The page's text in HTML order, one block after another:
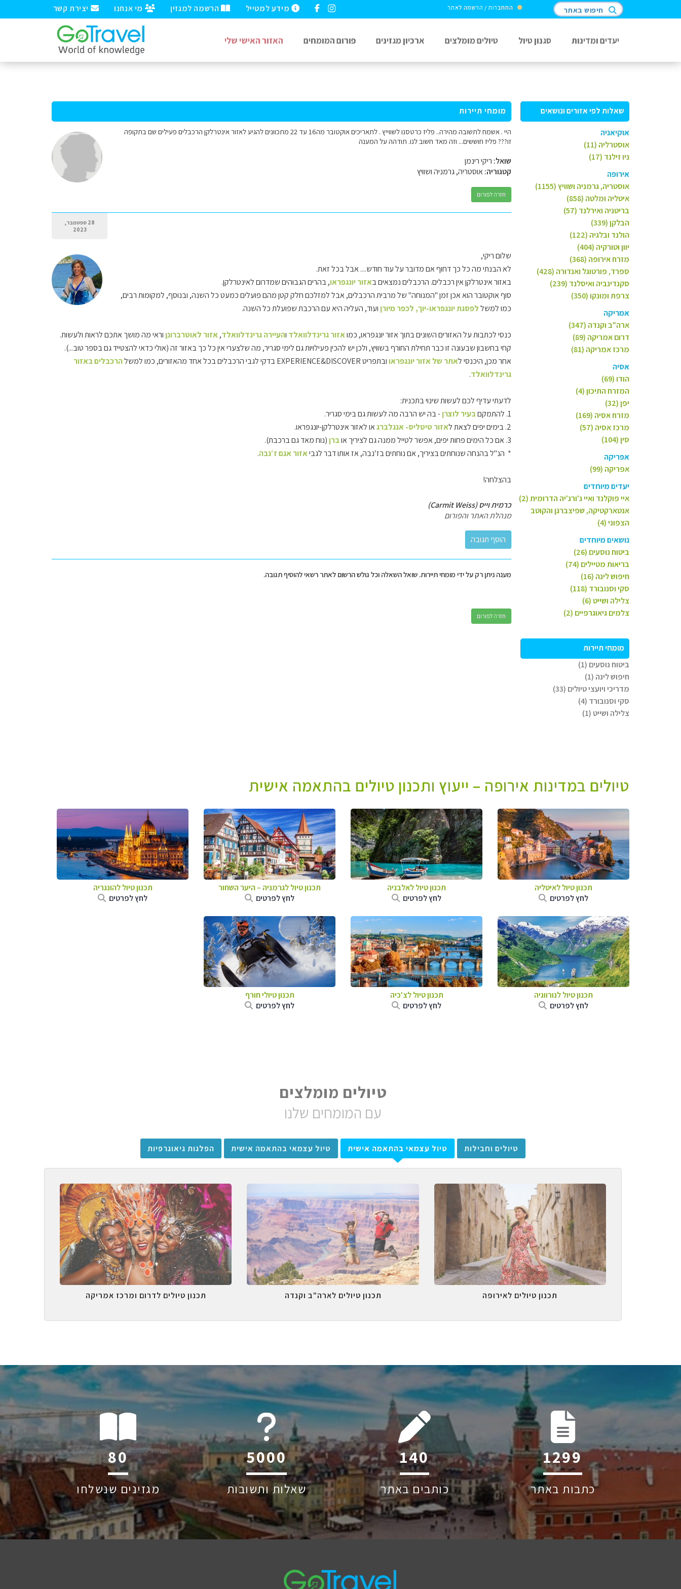
יצירת קשר מי אנחנו הרשמה למגזין מידע למטייל התחברות / הרשמה לאתר חיפוש באתר
יעדים ומדינות סגנון טיול טיולים מומלצים ארכיון מגזינים פורום המומחים האזור האישי שלי
שאלות לפי אזורים ונושאים
אוקיאניה
אוסטרליה (11)
ניו זילנד (17)
אירופה
אוסטריה, גרמניה ושוויץ (1155)
איטליה ומלטה (858)
בריטניה ואירלנד (57)
הבלקן (339)
הולנד ובלגיה (122)
יוון וטורקיה (404)
מזרח אירופה (368)
ספרד, פורטוגל ואנדורה (428)
סקנדינביה ואיסלנד (239)
צרפת ומונקו (350)
אמריקה
ארה"ב וקנדה (347)
דרום אמריקה (89)
מרכז אמריקה (81)
אסיה
הודו (69)
המזרח התיכון (4)
יפן (32)
מזרח אסיה (169)
מרכז אסיה (57)
סין (104)
אפריקה
אפריקה (99)
יעדים מיוחדים
איי פוקלנד ואיי ג'ורג'יה הדרומית (2)
אנטארקטיקה, שפיצברגן והקוטב
הצפוני (4)
נושאים מיוחדים
ביטוח נוסעים (26)
בריאות מטיילים (74)
חיפוש לינה (16)
סקי וסנובורד (118)
צלילה ושייט (6)
צלמים גיאוגרפיים (2)
מומחי תיירות
ביטוח נוסעים (1)
חיפוש לינה (1)
מדריכי ויועצי טיולים (33)
סקי וסנובורד (4)
צלילה ושייט (1)
מומחי תיירות
היי . אשמח לתשובה מהירה.. פליז כרטסנו לשווייץ . לתאריכים אוקטובר מה16 עד 22 מתכוונים להגיע לאזור אינטרלקן הרכבלים פעילים שם בתקופה
זו??? פליז חוששים... וזה מאד חשוב לנו. תודהה על המענה
שואל: ריקי רינמן
קטגוריה:אוסטריה, גרמניה ושוויץ
חזרה לפורום
28 ספטמבר,
2023
שלום ריקי,
לא הבנתי מה כל כך דחוף אם מדובר על עוד חודש.... אבל בכל זאת.
באזור אינטרלקן אין רכבלים. הרכבלים נמצאים באזור יונגפראו, בהרים הגבוהים שמדרום לאינטרלקן.
סוף אוקטובר הוא אכן זמן "המנוחה" של מרבית הרכבלים, אבל למזלכם חלק קטן מהם פועלים כמעט כל השנה, ובנוסף, למקומות רבים,
כמו למשללפסגת יונגפראו-יוך, לכפר מיורן ועוד, העליה היא עם הרכבת שפועלת כל השנה.
כנסי לכתבות על האזורים השונים בתוך אזור יונגפראו, כמואזור גרינדלוואלד והעיירה גרינדלוואלד, אזור לאוטרברונן וראי מה מושך אתכם לראות ולעשות.
קחי בחשבון שבעונה זו כבר תחילת החורף בשוויץ, ולכן יש להכין פעילויות גם לימי סגריר, מה שלצערי אין כל כך באזור זה (אולי כדאי להצטייד גם בספר טוב...).
אחר מכן, היכנסי לאתר של אזור יונגפראו ובתפריט EXPERIENCE&DISCOVER בדקי לגבי הרכבלים בכל אחד מהאזורים, כמו למשל
הרכבלים באזור
גרינדלוואלד.
לדעתי עדיף לכם לעשות שינוי בתכנית:
1. להתמקם
בעיר לוצרן- בה יש הרבה מה לעשות גם בימי סגריר.
2. בימים יפים לצאת ל
אזור טיטליס- אנגלברגאו לאזור אינטרלקן-יונגפראו.
3. אם כל הימים פחות יפים, אפשר לטייל ממנה גם לציריך או
ברן (נוח מאד גם ברכבת).
* הנ"ל בהנחה שנוחתים בציריך, אם נוחתים בז′נבה, אז אותו דבר לגביאזור אגם ז′נבה.
בהצלחה!
כרמית וייס (Carmit Weiss)
מנהלת האתר והפורום
מענה ניתן רק על ידי מומחי תיירות. שואל השאלה וכל גולש הרשום לאתר רשאי להוסיף תגובה.
חזרה לפורום
טיולים במדינות אירופה – ייעוץ ותכנון טיולים בהתאמה אישית
תכנון טיול לאיטליה
לחץ לפרטים
תכנון טיול לאלבניה
לחץ לפרטים
תכנון טיול לגרמניה – היער השחור
לחץ לפרטים
תכנון טיול להונגריה
לחץ לפרטים
תכנון טיול לנורווגיה
לחץ לפרטים
תכנון טיול לצ'כיה
לחץ לפרטים
תכנון טיולי חורף
לחץ לפרטים
טיולים מומלצים
עם המומחים שלנו
טיולים וחבילות טיול עצמאי בהתאמה אישית טיול עצמאי בהתאמה אישית הפלגות גיאוגרפיות
תכנון טיולים לאירופה תכנון טיולים לארה"ב וקנדה תכנון טיולים לדרום ומרכז אמריקה
120
מגזינים שנשלחו
6045
שאלות ותשובות
211
כותבים באתר
1960
כתבות באתר